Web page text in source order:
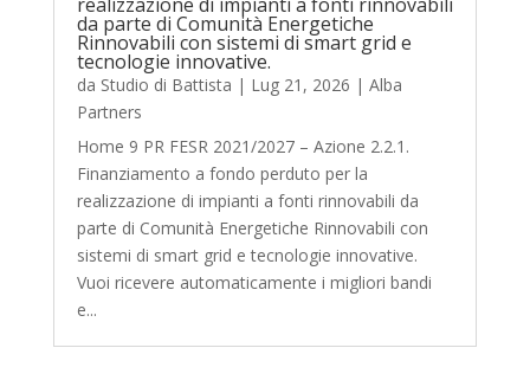
da parte di Comunità Energetiche
Rinnovabili con sistemi di smart grid e
tecnologie innovative.
da Studio di Battista | Lug 21, 2026 | Alba
Partners
Home 9 PR FESR 2021/2027 – Azione 2.2.1.
Finanziamento a fondo perduto per la
realizzazione di impianti a fonti rinnovabili da
parte di Comunità Energetiche Rinnovabili con
sistemi di smart grid e tecnologie innovative.
Vuoi ricevere automaticamente i migliori bandi
e...